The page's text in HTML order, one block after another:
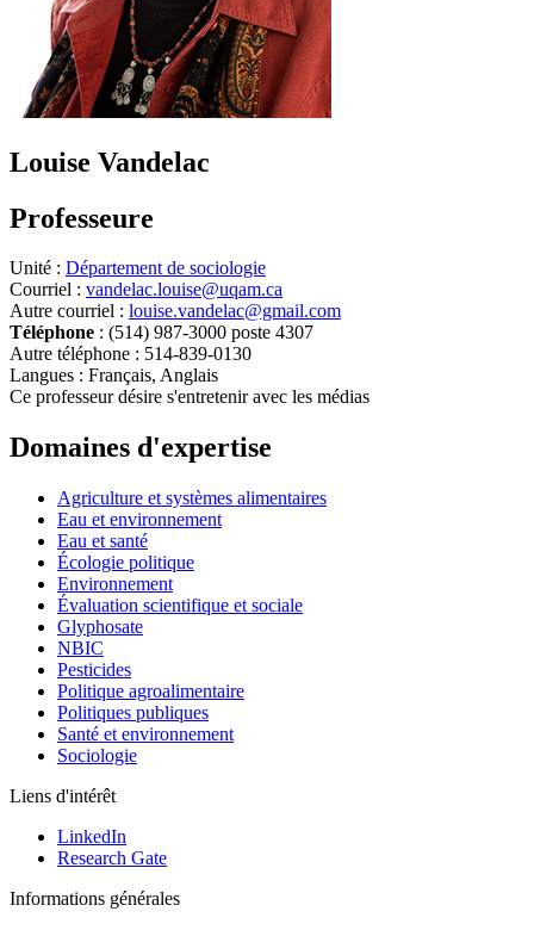
Louise Vandelac
Professeure
Unité : Département de sociologie
Courriel : vandelac.louise@uqam.ca
Autre courriel : louise.vandelac@gmail.com
Téléphone : (514) 987-3000 poste 4307
Autre téléphone : 514-839-0130
Langues : Français, Anglais
Ce professeur désire s'entretenir avec les médias
Domaines d'expertise
Agriculture et systèmes alimentaires
Eau et environnement
Eau et santé
Écologie politique
Environnement
Évaluation scientifique et sociale
Glyphosate
NBIC
Pesticides
Politique agroalimentaire
Politiques publiques
Santé et environnement
Sociologie
Liens d'intérêt
LinkedIn
Research Gate
Informations générales